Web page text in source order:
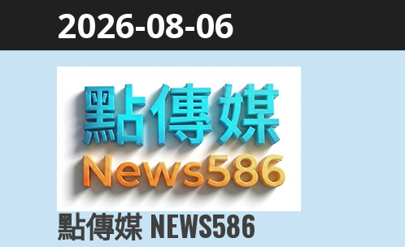
2026-08-06
點傳媒 NEWS586